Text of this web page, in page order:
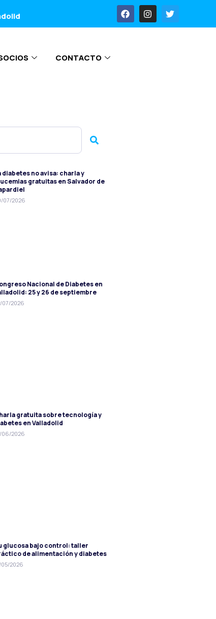
CONTACTO
diabetes no avisa: charla y
gratuitas en Salvador de
07/2026
Nacional de Diabetes en
25 y 26 de septiembre
07/2026
gratuita sobre tecnología y
en Valladolid
06/2026
glucosa bajo control: taller
de alimentación y diabetes
05/2026